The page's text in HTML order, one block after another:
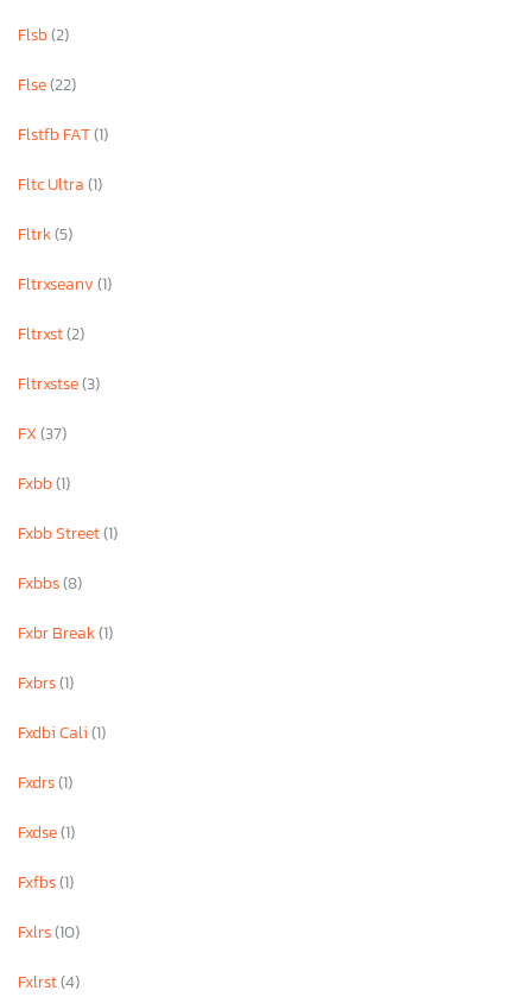
Flsb(2)
Flse(22)
Flstfb FAT(1)
Fltc Ultra(1)
Fltrk(5)
Fltrxseanv(1)
Fltrxst(2)
Fltrxstse(3)
FX(37)
Fxbb(1)
Fxbb Street(1)
Fxbbs(8)
Fxbr Break(1)
Fxbrs(1)
Fxdbi Cali(1)
Fxdrs(1)
Fxdse(1)
Fxfbs(1)
Fxlrs(10)
Fxlrst(4)